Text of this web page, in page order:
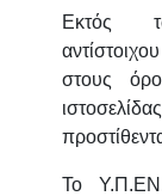
Εκτός
στους
Το